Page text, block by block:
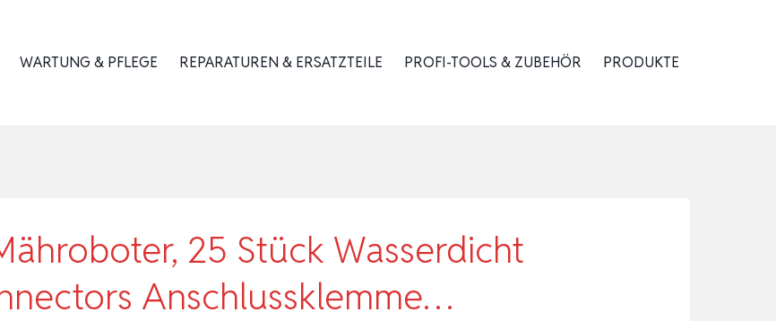
WARTUNG & PFLEGE REPARATUREN & ERSATZTEILE PROFI-TOOLS & ZUBEHÖR PRODUKTE
25 Stück Wasserdicht
Anschlussklemme…